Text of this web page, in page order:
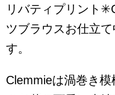
リバティプリント
ツブラウスお仕立
す。
Clemmieは渦巻き